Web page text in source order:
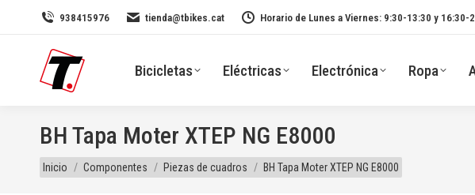
938415976 tienda@tbikes.cat Horario de Lunes a Viernes: 9:30-13:30 y 16:30-
Bicicletas Eléctricas Electrónica Ropa
BH Tapa Moter XTEP NG E8000
Estás aquí:
Inicio Componentes Piezas de cuadros BH Tapa Moter XTEP NG E8000